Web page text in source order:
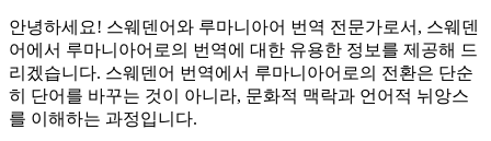
안녕하세요! 스웨덴어와 루마니아어 번역 전문가로서, 스웨덴
어에서 루마니아어로의 번역에 대한 유용한 정보를 제공해 드
리겠습니다. 스웨덴어 번역에서 루마니아어로의 전환은 단순
히 단어를 바꾸는 것이 아니라, 문화적 맥락과 언어적 뉘앙스
를 이해하는 과정입니다.